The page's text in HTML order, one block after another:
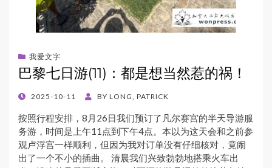
我爱文字
巴黎七日游(11)：都是想当然惹的祸！
POSTED
2025-10-11 BY LONG, PATRICK
按照行程安排，8月26日我们预订了凡尔赛宫的半天导游服
务游，时间是上午11点到下午4点。本以为这天会和之前参
观卢浮宫一样顺利，但因为我对订单没有仔细核对，竟闹
出了一个不小的插曲。 清晨我们兴致勃勃地搭乘火车出